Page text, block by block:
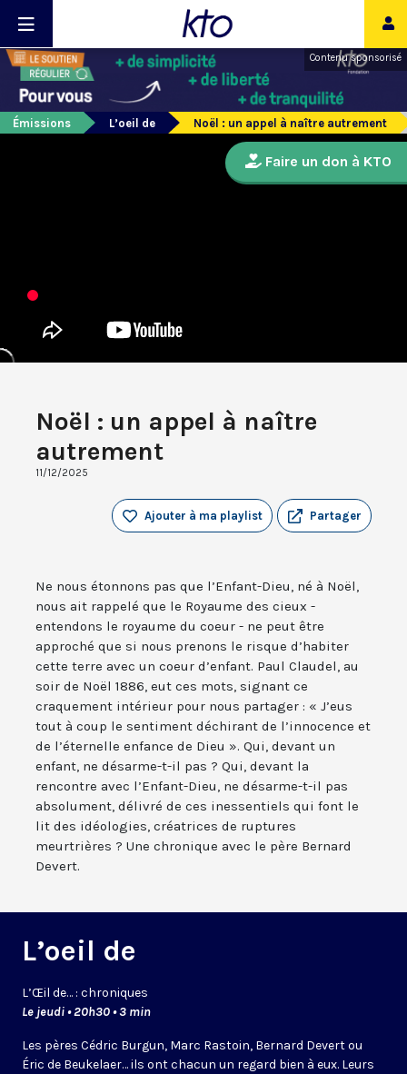
Contenu sponsorisé
Émissions L’oeil de Noël : un appel à naître autrement
Noël : un appel à naître
autrement
11/12/2025
Partager
Ajouter à ma playlist
Ne nous étonnons pas que l’Enfant-Dieu, né à Noël,
nous ait rappelé que le Royaume des cieux -
entendons le royaume du coeur - ne peut être
approché que si nous prenons le risque d’habiter
cette terre avec un coeur d’enfant. Paul Claudel, au
soir de Noël 1886, eut ces mots, signant ce
craquement intérieur pour nous partager : « J’eus
tout à coup le sentiment déchirant de l’innocence et
de l’éternelle enfance de Dieu ». Qui, devant un
enfant, ne désarme-t-il pas ? Qui, devant la
rencontre avec l’Enfant-Dieu, ne désarme-t-il pas
absolument, délivré de ces inessentiels qui font le
lit des idéologies, créatrices de ruptures
meurtrières ? Une chronique avec le père Bernard
Devert.
L’oeil de
L’Œil de… : chroniques
Le jeudi • 20h30 • 3 min
Les pères Cédric Burgun, Marc Rastoin, Bernard Devert ou
Éric de Beukelaer… ils ont chacun un regard bien à eux. Leurs
Faire un don à KTO